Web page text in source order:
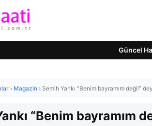
Güncel
› Magazin › Semih Yankı “Benim bayramım değil”
“Benim bayramım